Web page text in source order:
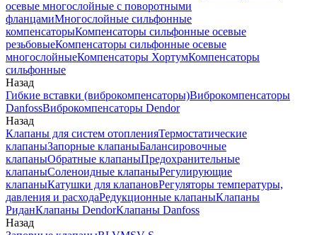
осевые многослойные с поворотными
фланцамиМногослойные сильфонные
компенсаторыКомпенсаторы сильфонные осевые
резьбовыеКомпенсаторы сильфонные осевые
многослойныеКомпенсаторы ХортумКомпенсаторы
сильфонные
Назад
Гибкие вставки (виброкомпенсаторы)Виброкомпенсаторы
DanfossВиброкомпенсаторы Dendor
Назад
Клапаны для систем отопленияТермостатические
клапаныЗапорные клапаныБалансировочные
клапаныОбратные клапаныПредохранительные
клапаныСоленоидные клапаныРегулирующие
клапаныКатушки для клапановРегуляторы температуры,
давления и расходаРедукционные клапаныКлапаны
РиданКлапаны DendorКлапаны Danfoss
Назад